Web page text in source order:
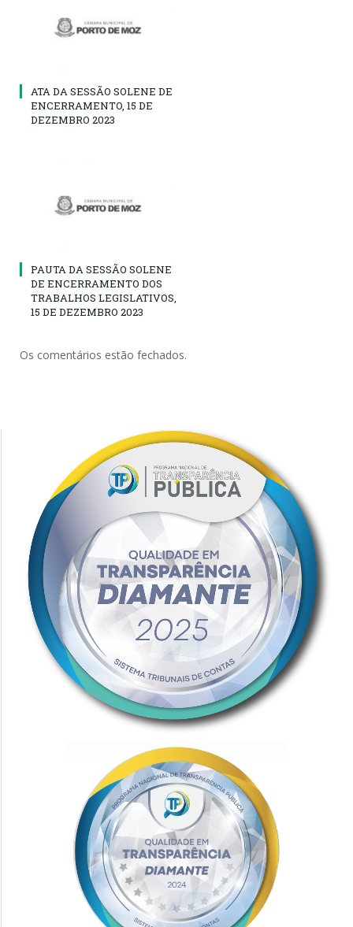
ATA DA SESSÃO SOLENE DE
ENCERRAMENTO, 15 DE
DEZEMBRO 2023
PAUTA DA SESSÃO SOLENE
DE ENCERRAMENTO DOS
TRABALHOS LEGISLATIVOS,
15 DE DEZEMBRO 2023
Os comentários estão fechados.